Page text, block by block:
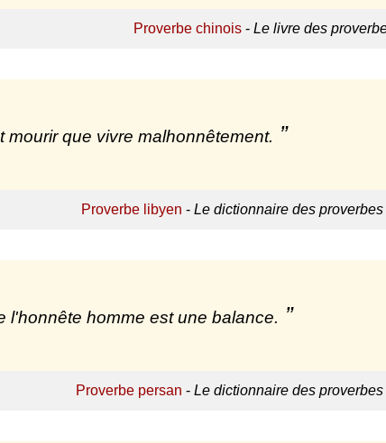
Proverbe chinois - Le livre des
mourir que vivre malhonnêtement.
Proverbe libyen - Le dictionnaire des
l'honnête homme est une balance.
Proverbe persan - Le dictionnaire des